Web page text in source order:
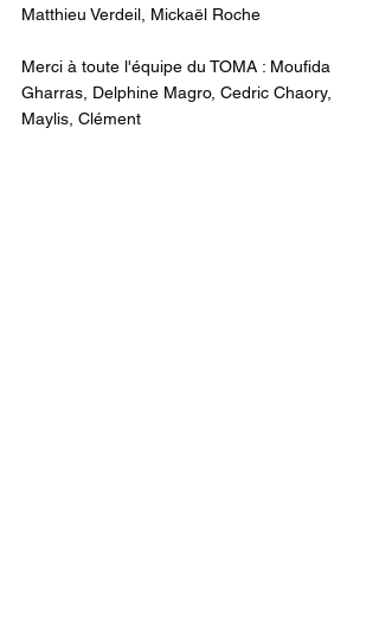
Matthieu Verdeil, Mickaël Roche
Merci à toute l'équipe du TOMA : Moufida
Gharras, Delphine Magro, Cedric Chaory,
Maylis, Clément